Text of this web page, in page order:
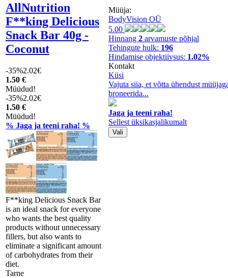
AllNutrition
F**king Delicious
Snack Bar 40g -
Coconut
-35%2.02€
1.50 €
Müüdud!
-35%2.02€
1.50 €
Müüdud!
% Jaga ja teeni raha! %
F**king Delicious Snack Bar
is an ideal snack for everyone
who wants the best quality
products without unnecessary
fillers, but also wants to
eliminate a significant amount
of carbohydrates from their
diet.
Tarne
Müüja:
BodyVision OÜ
5.00
Hinnang 2 arvamuste põhjal
Tehingute hulk: 196
Hindamise objektiivsus: 1.02%
Kontakt
Küsi
Vajuta siia, et võtta ühendust
broneerida...
Jaga ja teeni raha!
Sellest üksikasjalikumalt